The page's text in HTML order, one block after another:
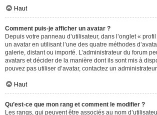
Haut
Comment puis-je afficher un avatar ?
Depuis votre panneau d’utilisateur, dans l’onglet «
un avatar en utilisant l’une des quatre méthodes
galerie, distant ou importé. L’administrateur du forum
avatars et décider de la manière dont ils sont mis à
pouvez pas utiliser d’avatar, contactez un
Haut
Qu’est-ce que mon rang et comment le modifier ?
Les rangs, qui peuvent être associés au nom